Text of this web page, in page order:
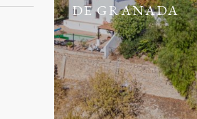
DE GRANADA